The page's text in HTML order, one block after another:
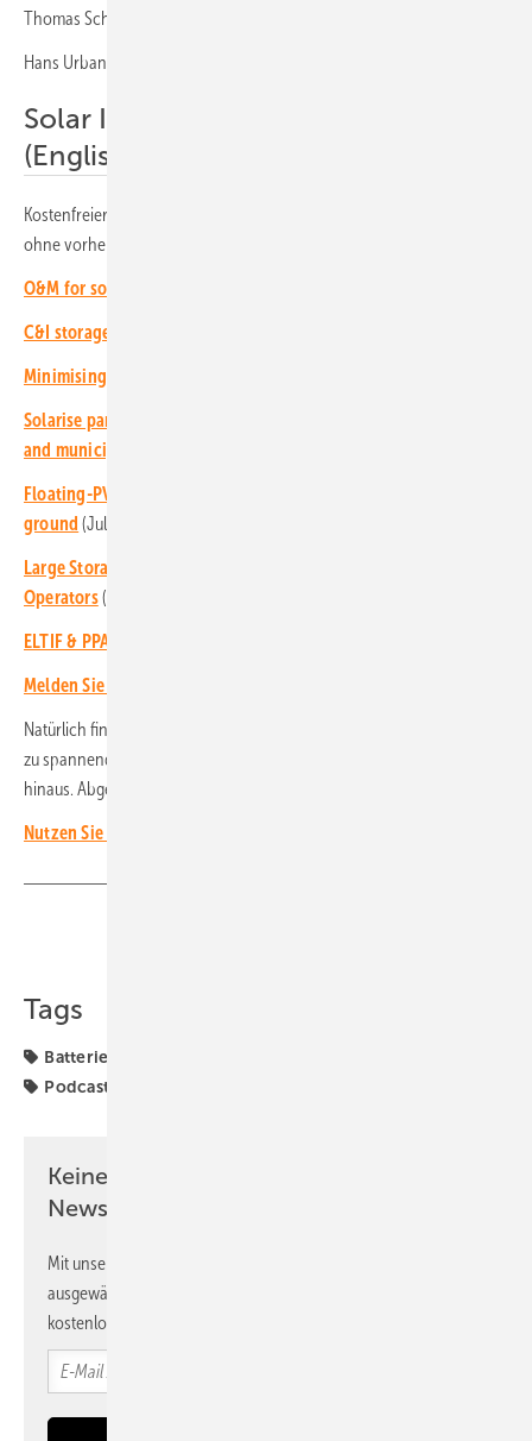
Thomas Schoy über Probleme beim Netzanschluss (Podcast)
Hans Urban über Chancen für Netzspeicher (Podcast)
Solar Investors Guide E-Paper
(Englisch):
Kostenfreier Download für Abonnenten des Investoren-Newsletters
ohne vorherige Registrierung!
O&M for solar parks
C&I storage systems
Minimising risks
Solarise parking and charging: Charging infrastructure for C&I
and municipalities
Floating-PV, agri-PV and Solar parks: Mounting on difficult
ground (Juli 2025)
Large Storage Systems: New Business for Utilities and Grid
Operators(März 2025)
ELTIF & PPA: Funding Solar Projects
Melden Sie sich hier für unseren Investoren-Newsletter an!
Natürlich finden Sie auch in diesem Newsletter wieder Informationen
zu spannenden Projekten und Entwicklungen in Europa und darüber
hinaus. Abgerundet wird er durch aktuelle Branchentermine. (HS)
Nutzen Sie unseren Investoren-Kanal!
Tags
Batteriespeicher
Podcast
Keine Zeit? Kein Problem mit dem PV
Newsletter!
Mit unserem Newsletter erhalten Sie regelmäßig von uns
ausgewählte Informationen und Neuigkeiten, gebündelt und
kostenlos direkt ins Postfach.